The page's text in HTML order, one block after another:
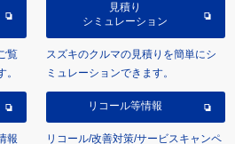
覧
見積り
シミュレーション
スズキのクルマの見積りを簡単にシ
ミュレーションできます。
報
リコール等情報
リコール/改善対策/サービスキャンペ